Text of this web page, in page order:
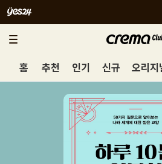
홈 추천 인기 신규 오리지